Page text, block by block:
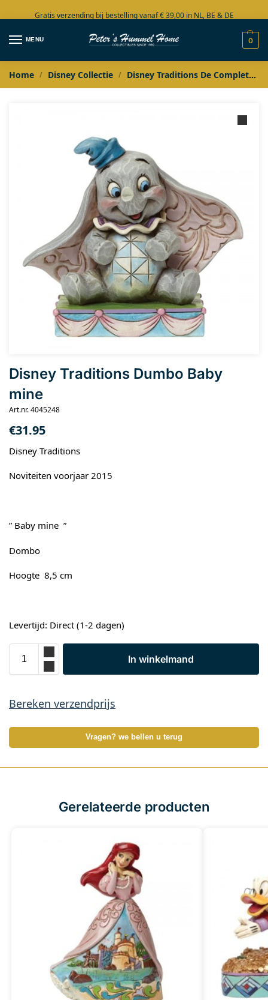
Gratis verzending bij bestelling vanaf € 39,00 in NL, BE & DE
Grote collectie in voorraad
MENU 0
Home / Disney Collectie / Disney Traditions De Complete Collectie
Disney Traditions Dumbo Baby
mine
Art.nr. 4045248
€31.95
Disney Traditions
Noviteiten voorjaar 2015
” Baby mine ”
Dombo
Hoogte 8,5 cm
Levertijd: Direct (1-2 dagen)
In winkelmand
Bereken verzendprijs
Vragen? we bellen u terug
Gerelateerde producten